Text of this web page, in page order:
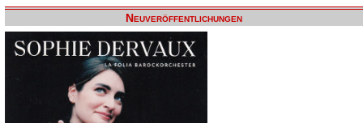
Neuveröffentlichungen